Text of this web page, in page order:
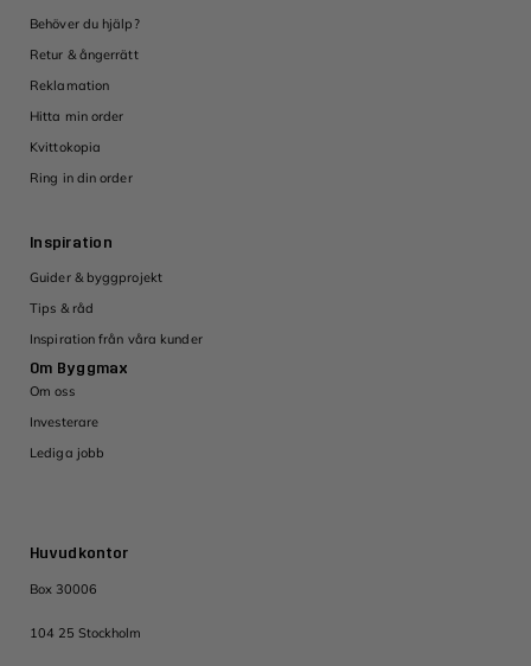
Huvudkontor
Box 30006
104 25 Stockholm
Behöver du hjälp?
Retur & ångerrätt
Reklamation
Hitta min order
Kvittokopia
Ring in din order
Inspiration
Guider & byggprojekt
Tips & råd
Inspiration från våra kunder
Om Byggmax
Om oss
Investerare
Lediga jobb